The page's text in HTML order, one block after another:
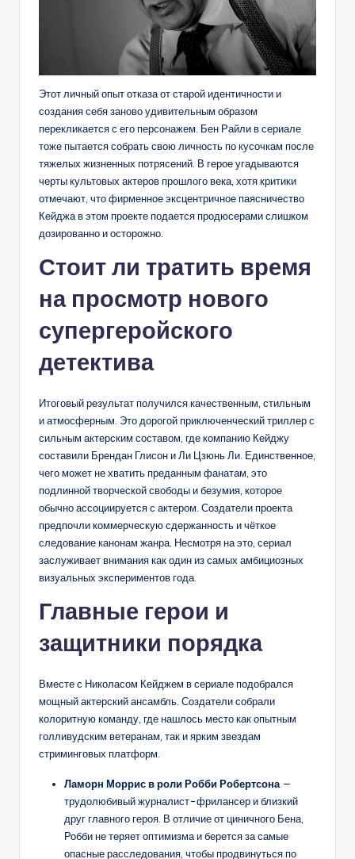
Этот личный опыт отказа от старой идентичности и
создания себя заново удивительным образом
перекликается с его персонажем. Бен Райли в сериале
тоже пытается собрать свою личность по кусочкам после
тяжелых жизненных потрясений. В герое угадываются
черты культовых актеров прошлого века, хотя критики
отмечают, что фирменное эксцентричное паясничество
Кейджа в этом проекте подается продюсерами слишком
дозированно и осторожно.
Стоит ли тратить время
на просмотр нового
супергеройского
детектива
Итоговый результат получился качественным, стильным
и атмосферным. Это дорогой приключенческий триллер с
сильным актерским составом, где компанию Кейджу
составили Брендан Глисон и Ли Цзюнь Ли. Единственное,
чего может не хватить преданным фанатам, это
подлинной творческой свободы и безумия, которое
обычно ассоциируется с актером. Создатели проекта
предпочли коммерческую сдержанность и чёткое
следование канонам жанра. Несмотря на это, сериал
заслуживает внимания как один из самых амбициозных
визуальных экспериментов года.
Главные герои и
защитники порядка
Вместе с Николасом Кейджем в сериале подобрался
мощный актерский ансамбль. Создатели собрали
колоритную команду, где нашлось место как опытным
голливудским ветеранам, так и ярким звездам
стриминговых платформ.
Ламорн Моррис в роли Робби Робертсона —
трудолюбивый журналист-фрилансер и близкий
друг главного героя. В отличие от циничного Бена,
Робби не теряет оптимизма и берется за самые
опасные расследования, чтобы продвинуться по